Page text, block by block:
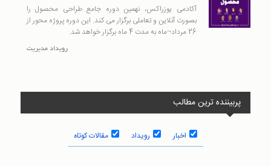
آکادمی یوزراکس، نهمین دوره جامع طراحی محصول را
بصورت آنلاین و تعاملی برگزار می کند. این دوره پروژه محور از
26 مرداد¬ماه به مدت 4 ماه برگزار خواهد شد.
رويدادمدیریت
پربیننده ترین مطالب
اخبار رويداد مقالات کوتاه